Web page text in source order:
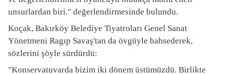
unsurlardan biri." değerlendirmesinde bulundu.
Koçak, Bakırköy Belediye Tiyatroları Genel Sanat
Yönetmeni Ragıp Savaş'tan da övgüyle bahsederek,
sözlerini şöyle sürdürdü:
"Konservatuvarda bizim iki dönem üstümüzdü. Birlikte